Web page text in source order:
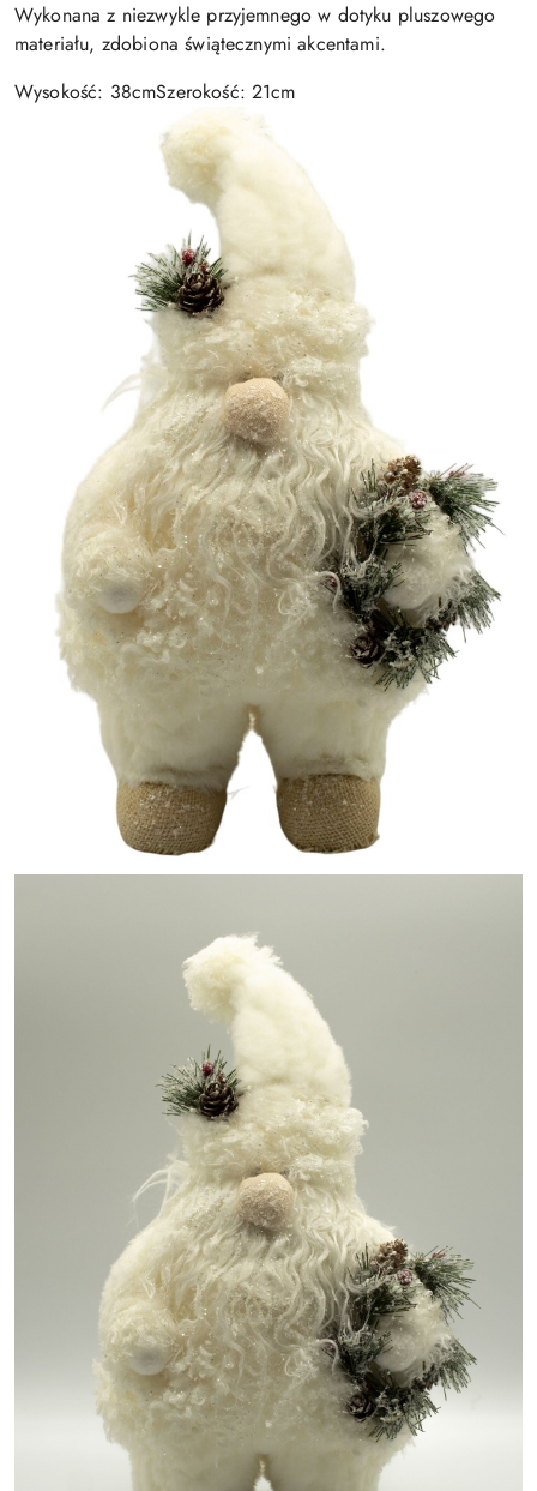
Wykonana z niezwykle przyjemnego w dotyku pluszowego
materiału, zdobiona świątecznymi akcentami.
Wysokość: 38cmSzerokość: 21cm